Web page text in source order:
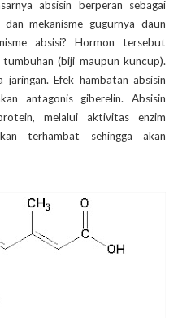
absisin berperan sebagai
mekanisme gugurnya daun
absisi? Hormon tersebut
(biji maupun kuncup).
Efek hambatan absisin
antagonis giberelin. Absisin
melalui aktivitas enzim
terhambat sehingga akan